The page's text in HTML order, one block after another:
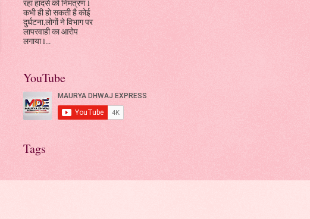
रहा हादसे को निमंत्रण l
कभी ही हो सकती है कोई
दुर्घटना,लोगों ने विभाग पर
लापरवाही का आरोप
लगाया l...
YouTube
Tags